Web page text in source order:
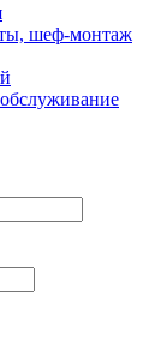
шеф-монтаж